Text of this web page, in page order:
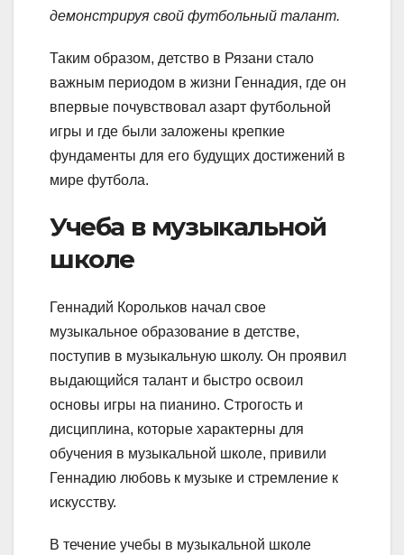
демонстрируя свой футбольный талант.
Таким образом, детство в Рязани стало
важным периодом в жизни Геннадия, где он
впервые почувствовал азарт футбольной
игры и где были заложены крепкие
фундаменты для его будущих достижений в
мире футбола.
Учеба в музыкальной
школе
Геннадий Корольков начал свое
музыкальное образование в детстве,
поступив в музыкальную школу. Он проявил
выдающийся талант и быстро освоил
основы игры на пианино. Строгость и
дисциплина, которые характерны для
обучения в музыкальной школе, привили
Геннадию любовь к музыке и стремление к
искусству.
В течение учебы в музыкальной школе